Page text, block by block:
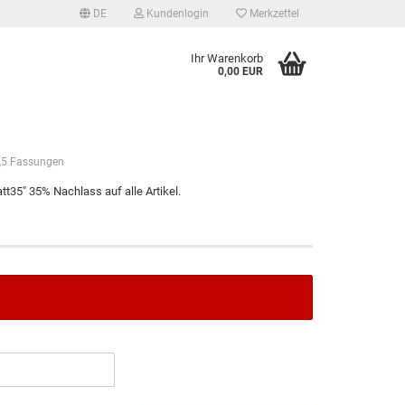
DE Kundenlogin Merkzettel
Ihr Warenkorb
0,00 EUR
Fassungen
35% Nachlass auf alle Artikel.